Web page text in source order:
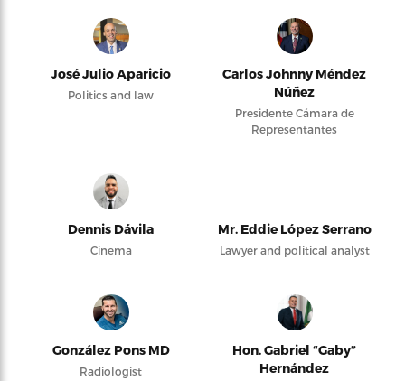
José Julio Aparicio
Politics and law
Carlos Johnny Méndez
Núñez
Presidente Cámara de
Representantes
Dennis Dávila
Cinema
Mr. Eddie López Serrano
Lawyer and political analyst
González Pons MD
Radiologist
Hon. Gabriel “Gaby”
Hernández